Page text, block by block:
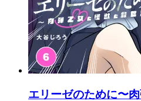
エリーゼのために〜